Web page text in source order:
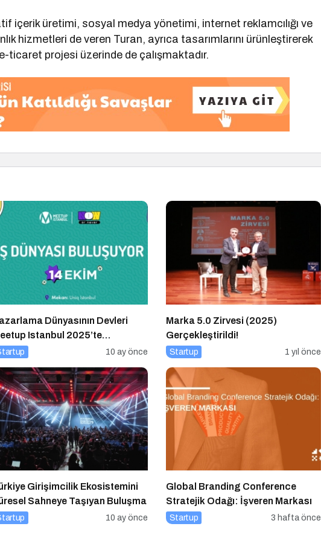
içerik üretimi, sosyal medya yönetimi, internet reklamcılığı ve
hizmetleri de veren Turan, ayrıca tasarımlarını ürünleştirerek
ticaret projesi üzerinde de çalışmaktadır.
Dünyasının Devleri
Istanbul 2025’te
10 ay önce
Marka 5.0 Zirvesi (2025)
Gerçekleştirildi!
Startup 1 yıl önce
Girişimcilik Ekosistemini
Sahneye Taşıyan Buluşma
10 ay önce
Global Branding Conference
Stratejik Odağı: İşveren Markası
Startup 3 hafta önce